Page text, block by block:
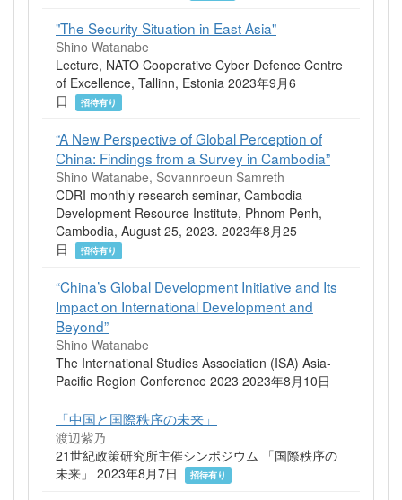
"The Security Situation in East Asia"
Shino Watanabe
Lecture, NATO Cooperative Cyber Defence Centre
of Excellence, Tallinn, Estonia 2023年9月6
日
招待有り
“A New Perspective of Global Perception of
China: Findings from a Survey in Cambodia”
Shino Watanabe, Sovannroeun Samreth
CDRI monthly research seminar, Cambodia
Development Resource Institute, Phnom Penh,
Cambodia, August 25, 2023. 2023年8月25
日
招待有り
“China’s Global Development Initiative and Its
Impact on International Development and
Beyond”
Shino Watanabe
The International Studies Association (ISA) Asia-
Pacific Region Conference 2023 2023年8月10日
「中国と国際秩序の未来」
渡辺紫乃
21世紀政策研究所主催シンポジウム 「国際秩序の
未来」 2023年8月7日
招待有り